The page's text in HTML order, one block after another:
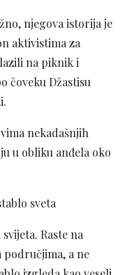
njegova istorija je
aktivistima za
na piknik i
čoveku Džastisu
nekadašnjih
u obliku anđela oko
sveta
Raste na
a ne